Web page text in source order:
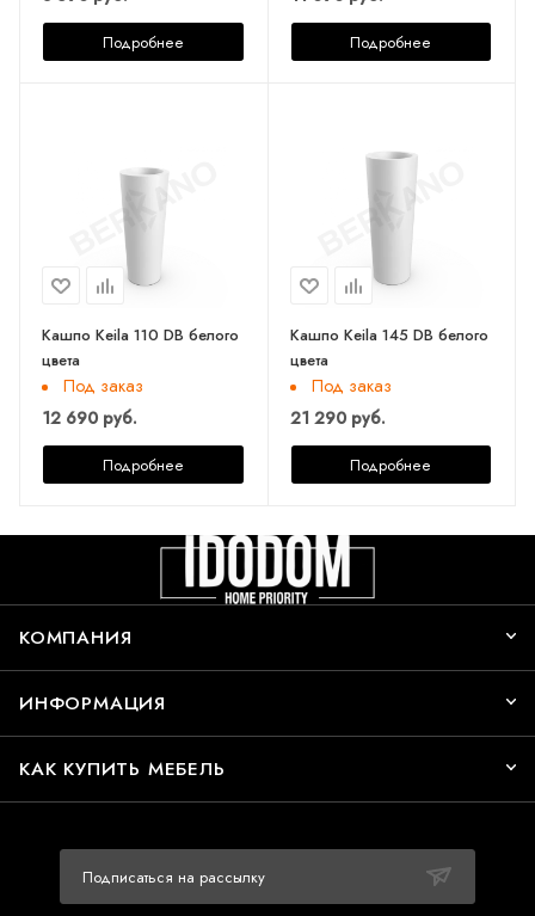
Подробнее Подробнее
Кашпо Keila 110 DB белого
цвета
Под заказ
12 690 руб.
Подробнее
Кашпо Keila 145 DB белого
цвета
Под заказ
21 290 руб.
Подробнее
КОМПАНИЯ
ИНФОРМАЦИЯ
КАК КУПИТЬ МЕБЕЛЬ
Подписаться на рассылку